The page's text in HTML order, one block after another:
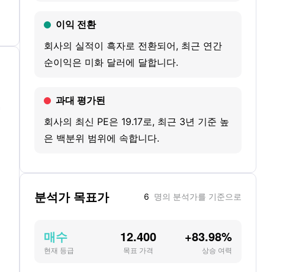
using a privacy-first process. Its principal
solutions include Audience Development:
DAAP and MNT, Audience Profiling: Profiler,
Pharmacy Alerts, and Financial Messaging. Its
visibility to branded copay offers for patients
directly within their electronic health record
unified data intelligence technology stack,
programming interface layers.
이익 전환
회사의 실적이 흑자로 전환되어, 최근 연간
순이익은 미화 달러에 달합니다.
과대 평가된
회사의 최신 PE은 19.17로, 최근 3년 기준 높
은 백분위 범위에 속합니다.
기관 매도
최신 기관 보유 주식 수는 15.47M주이며, 전
시장 활동 감소
분석가 목표가 6 명의 분석가를 기준으로
매수
현재 등급
12.400
목표 가격
+83.98%
상승 여력